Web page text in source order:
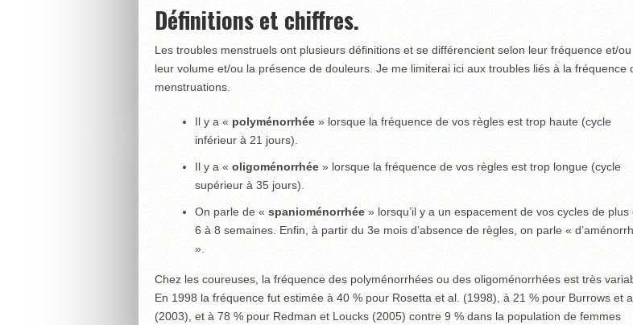
Définitions et chiffres.
Les troubles menstruels ont plusieurs définitions et se différencient selon leur fréquence et/ou
leur volume et/ou la présence de douleurs. Je me limiterai ici aux troubles liés à la fréquence
menstruations.
Il y a « polyménorrhée » lorsque la fréquence de vos règles est trop haute (cycle
inférieur à 21 jours).
Il y a « oligoménorrhée » lorsque la fréquence de vos règles est trop longue (cycle
supérieur à 35 jours).
On parle de « spanioménorrhée » lorsqu’il y a un espacement de vos cycles de plus
6 à 8 semaines. Enfin, à partir du 3e mois d’absence de règles, on parle «
».
Chez les coureuses, la fréquence des polyménorrhées ou des oligoménorrhées est très
En 1998 la fréquence fut estimée à 40 % pour Rosetta et al. (1998), à 21 % pour Burrows et
(2003), et à 78 % pour Redman et Loucks (2005) contre 9 % dans la population de femmes